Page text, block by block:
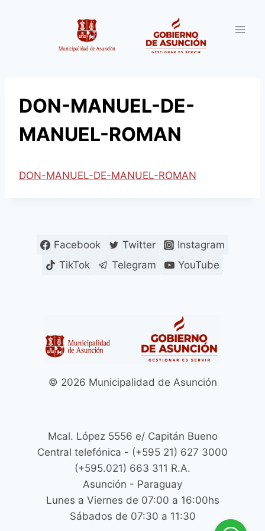
DON-MANUEL-DE-
MANUEL-ROMAN
DON-MANUEL-DE-MANUEL-ROMAN
Facebook Twitter
Instagram
TikTok
Telegram YouTube
© 2026 Municipalidad de Asunción
Mcal. López 5556 e/ Capitán Bueno
Central telefónica - (+595 21) 627 3000
(+595.021) 663 311 R.A.
Asunción - Paraguay
Lunes a Viernes de 07:00 a 16:00hs
Sábados de 07:30 a 11:30